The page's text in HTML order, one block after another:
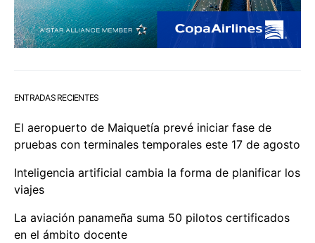
ENTRADAS RECIENTES
El aeropuerto de Maiquetía prevé iniciar fase de
pruebas con terminales temporales este 17 de agosto
Inteligencia artificial cambia la forma de planificar los
viajes
La aviación panameña suma 50 pilotos certificados
en el ámbito docente